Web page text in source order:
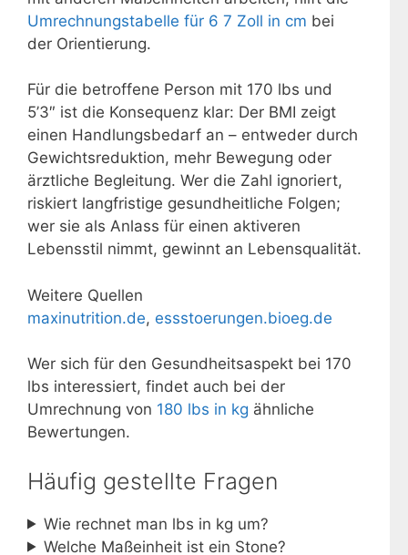
Umrechnungstabelle für 6 7 Zoll in cm bei
der Orientierung.
Für die betroffene Person mit 170 lbs und
5’3″ ist die Konsequenz klar: Der BMI zeigt
einen Handlungsbedarf an – entweder durch
Gewichtsreduktion, mehr Bewegung oder
ärztliche Begleitung. Wer die Zahl ignoriert,
riskiert langfristige gesundheitliche Folgen;
wer sie als Anlass für einen aktiveren
Lebensstil nimmt, gewinnt an Lebensqualität.
Weitere Quellen
maxinutrition.de, essstoerungen.bioeg.de
Wer sich für den Gesundheitsaspekt bei 170
lbs interessiert, findet auch bei der
Umrechnung von 180 lbs in kg ähnliche
Bewertungen.
Häufig gestellte Fragen
Wie rechnet man lbs in kg um?
Welche Maßeinheit ist ein Stone?